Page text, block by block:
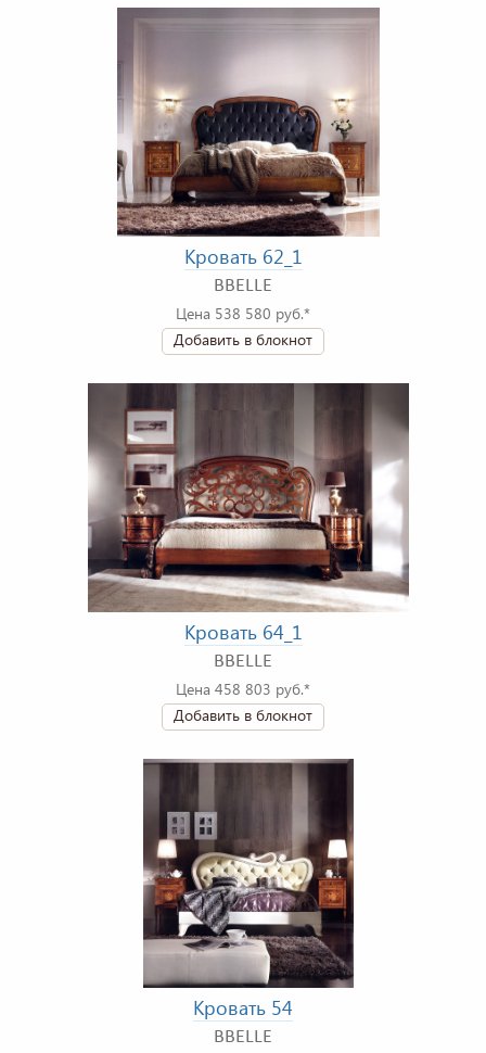
Кровать 62_1
BBELLE
Цена 538 580 руб.*
Добавить в блокнот
Кровать 64_1
BBELLE
Цена 458 803 руб.*
Добавить в блокнот
Кровать 54
BBELLE